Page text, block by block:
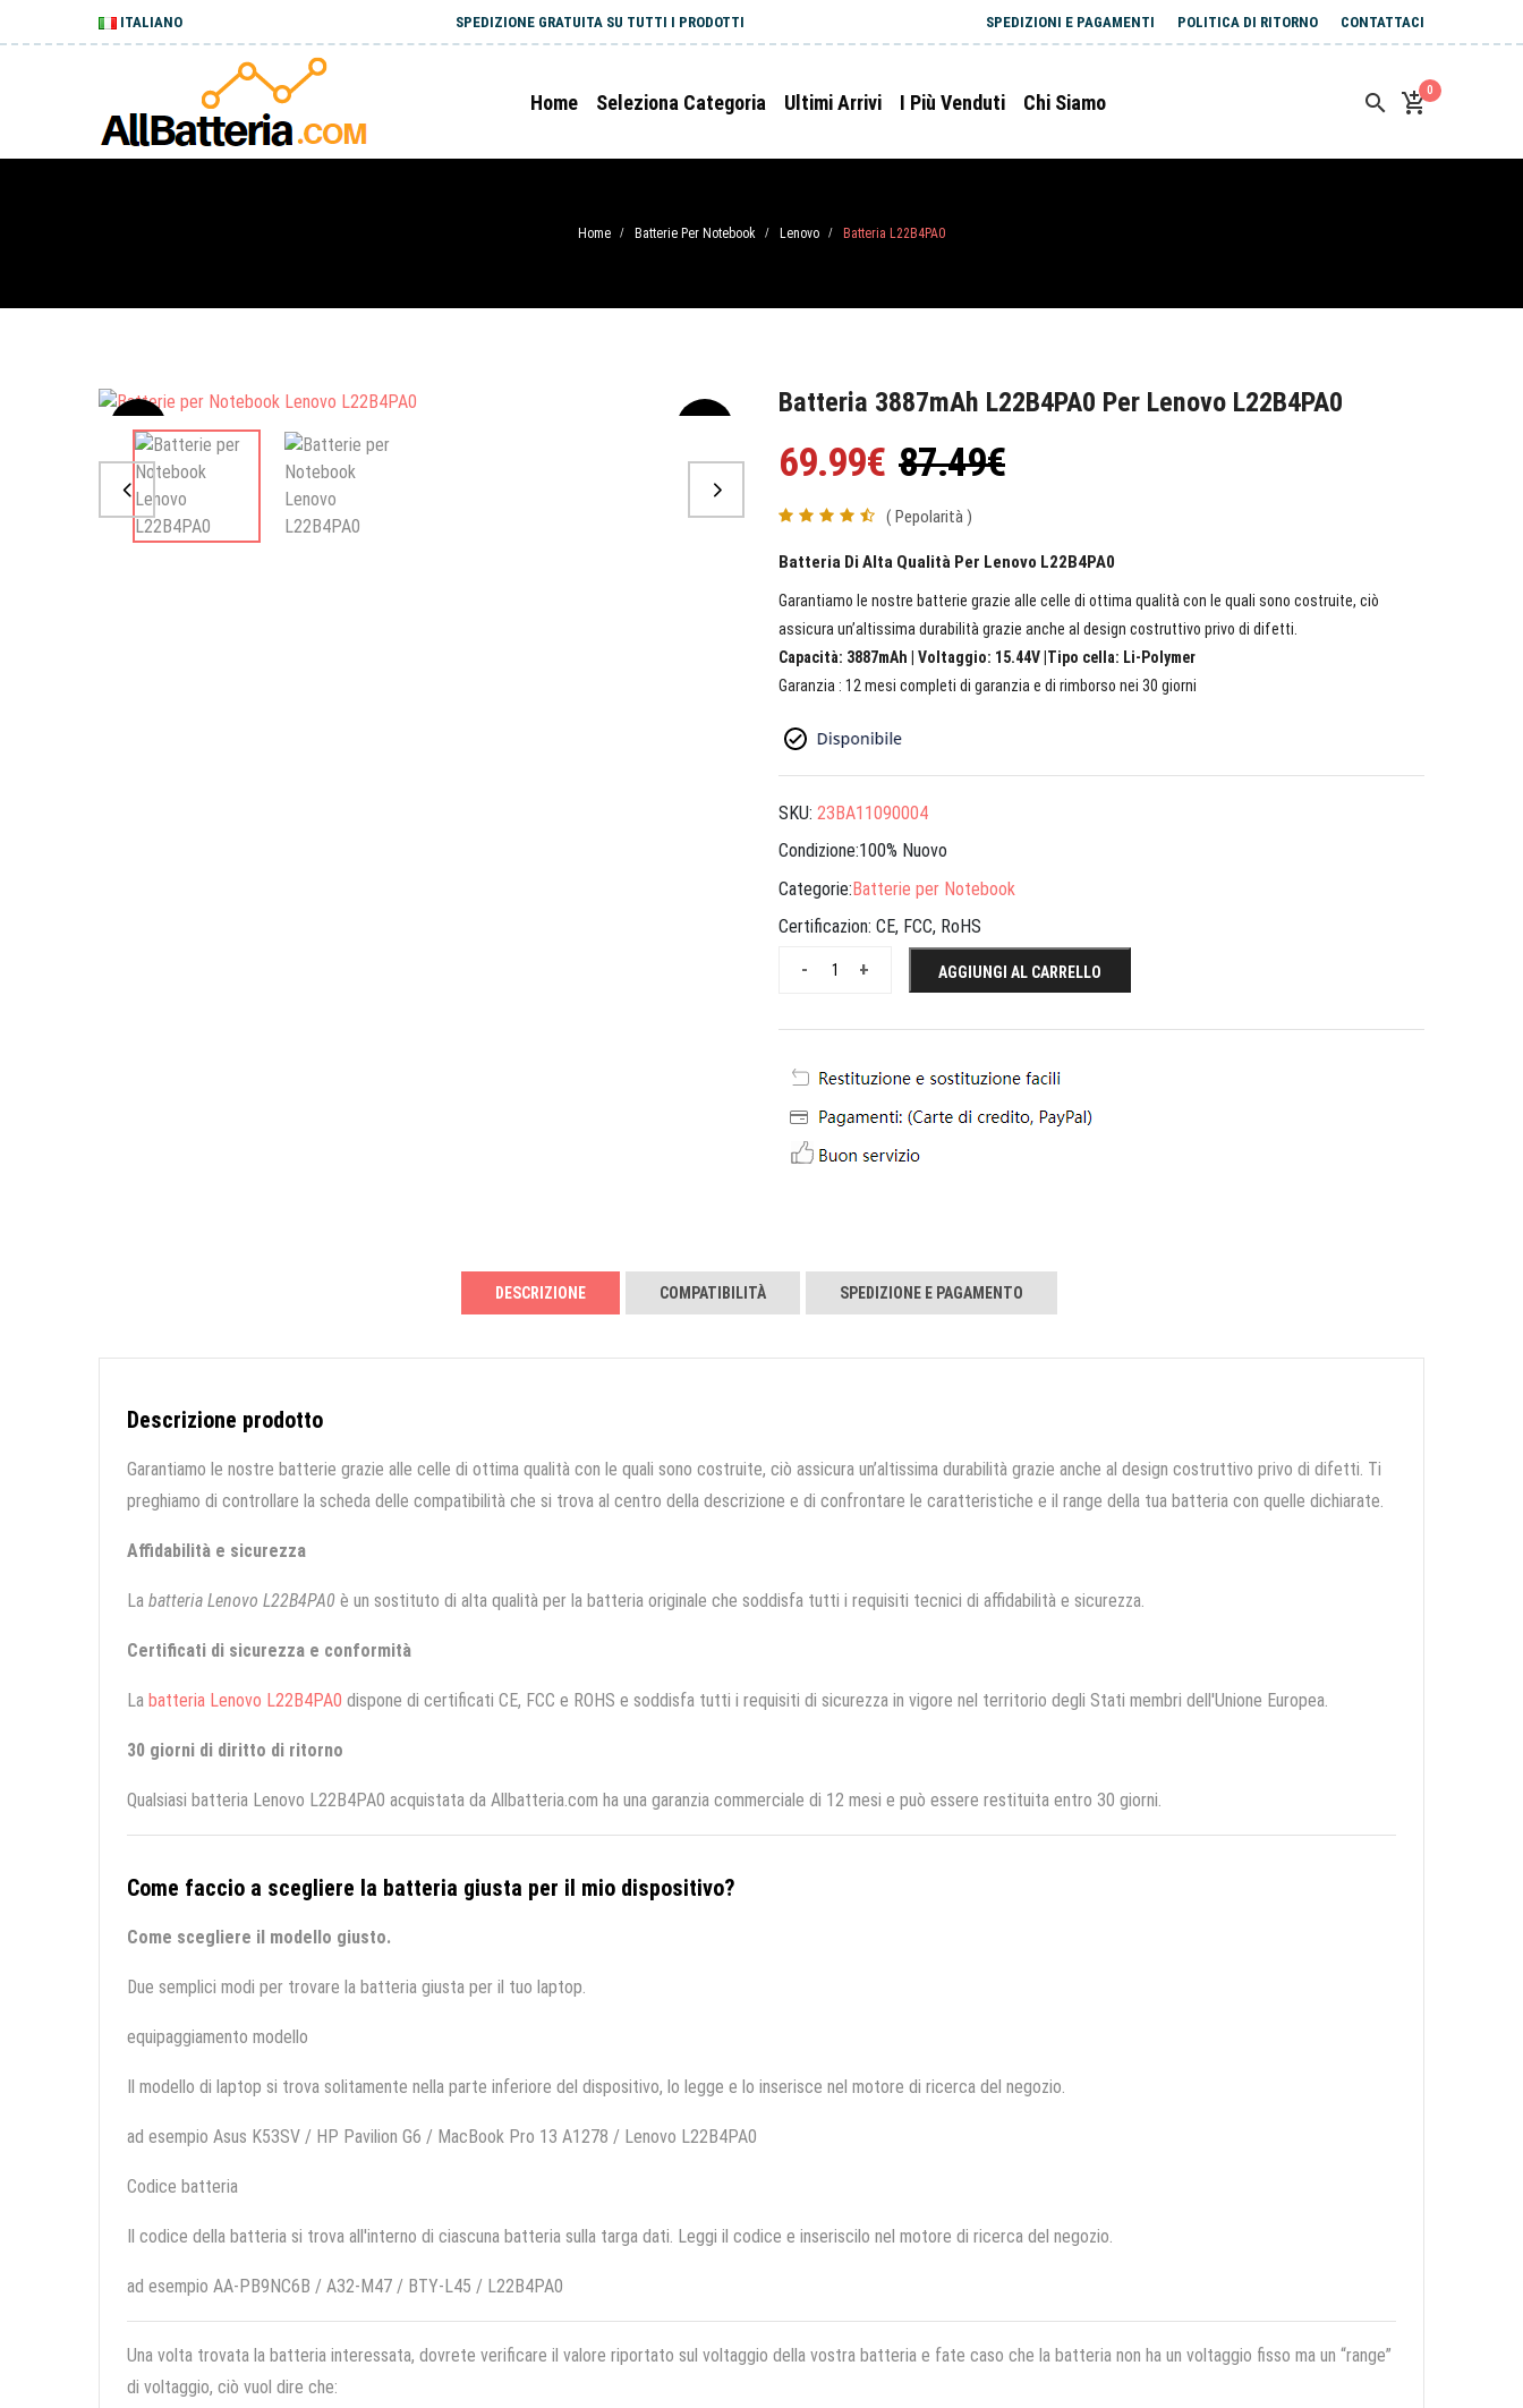
ITALIANO SPEDIZIONE GRATUITA SU TUTTI I PRODOTTI SPEDIZIONI E PAGAMENTI POLITICA DI RITORNO CONTATTACI
Home Seleziona Categoria Ultimi Arrivi I Più Venduti Chi Siamo
0
Home / Batterie Per Notebook / Lenovo / Batteria L22B4PA0
Sale
Batteria 3887mAh L22B4PA0 Per Lenovo L22B4PA0
69.99€ 87.49€
( Pepolarità )
Batteria Di Alta Qualità Per Lenovo L22B4PA0
Garantiamo le nostre batterie grazie alle celle di ottima qualità con le quali sono costruite, ciò
assicura un’altissima durabilità grazie anche al design costruttivo privo di difetti.
Capacità: 3887mAh | Voltaggio: 15.44V |Tipo cella: Li-Polymer
Garanzia : 12 mesi completi di garanzia e di rimborso nei 30 giorni
SKU: 23BA11090004
Condizione:100% Nuovo
Categorie:Batterie per Notebook
Certificazion: CE, FCC, RoHS
+
- AGGIUNGI AL CARRELLO
DESCRIZIONE COMPATIBILITÀ SPEDIZIONE E PAGAMENTO
Descrizione prodotto
Garantiamo le nostre batterie grazie alle celle di ottima qualità con le quali sono costruite, ciò assicura un’altissima durabilità grazie anche al design costruttivo privo di difetti. Ti
preghiamo di controllare la scheda delle compatibilità che si trova al centro della descrizione e di confrontare le caratteristiche e il range della tua batteria con quelle dichiarate.
Affidabilità e sicurezza
La batteria Lenovo L22B4PA0 è un sostituto di alta qualità per la batteria originale che soddisfa tutti i requisiti tecnici di affidabilità e sicurezza.
Certificati di sicurezza e conformità
La batteria Lenovo L22B4PA0 dispone di certificati CE, FCC e ROHS e soddisfa tutti i requisiti di sicurezza in vigore nel territorio degli Stati membri dell'Unione Europea.
30 giorni di diritto di ritorno
Qualsiasi batteria Lenovo L22B4PA0 acquistata da Allbatteria.com ha una garanzia commerciale di 12 mesi e può essere restituita entro 30 giorni.
Come faccio a scegliere la batteria giusta per il mio dispositivo?
Come scegliere il modello giusto.
Due semplici modi per trovare la batteria giusta per il tuo laptop.
equipaggiamento modello
Il modello di laptop si trova solitamente nella parte inferiore del dispositivo, lo legge e lo inserisce nel motore di ricerca del negozio.
ad esempio Asus K53SV / HP Pavilion G6 / MacBook Pro 13 A1278 / Lenovo L22B4PA0
Codice batteria
Il codice della batteria si trova all'interno di ciascuna batteria sulla targa dati. Leggi il codice e inseriscilo nel motore di ricerca del negozio.
ad esempio AA-PB9NC6B / A32-M47 / BTY-L45 / L22B4PA0
Una volta trovata la batteria interessata, dovrete verificare il valore riportato sul voltaggio della vostra batteria e fate caso che la batteria non ha un voltaggio fisso ma un “range”
di voltaggio, ciò vuol dire che: